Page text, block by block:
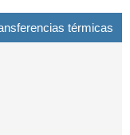
térmicas